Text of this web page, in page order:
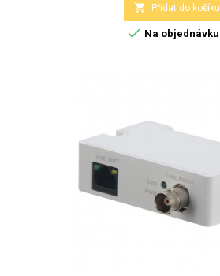
 Přidat do košíku
 Na objednávku